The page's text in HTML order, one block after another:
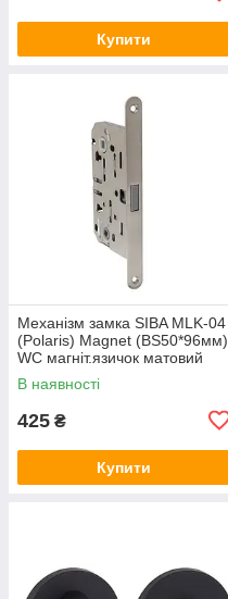
Купити
Механізм замка SIBA MLK-04
(Polaris) Magnet (BS50*96мм)
WC магніт.язичок матовий
нікель, Арт.74644
В наявності
425 ₴
Купити